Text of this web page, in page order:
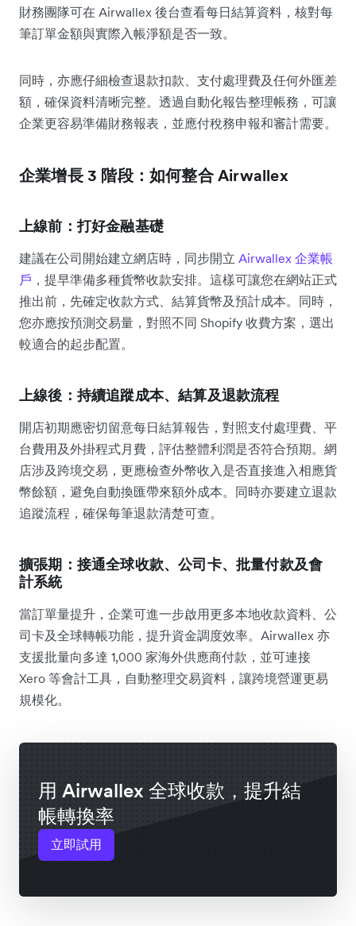
財務團隊可在 Airwallex 後台查看每日結算資料，核對每
筆訂單金額與實際入帳淨額是否一致。
同時，亦應仔細檢查退款扣款、支付處理費及任何外匯差
額，確保資料清晰完整。透過自動化報告整理帳務，可讓
企業更容易準備財務報表，並應付稅務申報和審計需要。
企業增長 3 階段：如何整合 Airwallex
上線前：打好金融基礎
建議在公司開始建立網店時，同步開立 Airwallex 企業帳
戶 ，提早準備多種貨幣收款安排。這樣可讓您在網站正式
推出前，先確定收款方式、結算貨幣及預計成本。同時，
您亦應按預測交易量，對照不同 Shopify 收費方案，選出
較適合的起步配置。
上線後：持續追蹤成本、結算及退款流程
開店初期應密切留意每日結算報告，對照支付處理費、平
台費用及外掛程式月費，評估整體利潤是否符合預期。網
店涉及跨境交易，更應檢查外幣收入是否直接進入相應貨
幣餘額，避免自動換匯帶來額外成本。同時亦要建立退款
追蹤流程，確保每筆退款清楚可查。
擴張期：接通全球收款、公司卡、批量付款及會
計系統
當訂單量提升，企業可進一步啟用更多本地收款資料、公
司卡及全球轉帳功能，提升資金調度效率。Airwallex 亦
支援批量向多達 1,000 家海外供應商付款，並可連接
Xero 等會計工具，自動整理交易資料，讓跨境營運更易
規模化。
用 Airwallex 全球收款，提升結
帳轉換率
立即試用